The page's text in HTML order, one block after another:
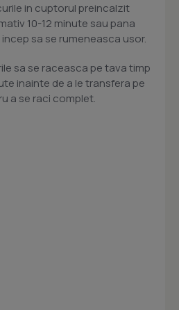
in cuptorul preincalzit
10-12 minute sau pana
sa se rumeneasca usor.
sa se raceasca pe tava timp
inainte de a le transfera pe
a se raci complet.